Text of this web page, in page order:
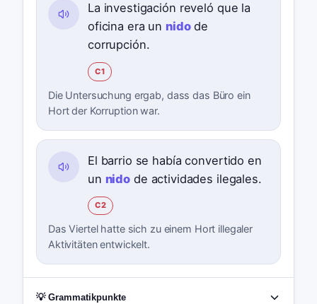
La investigación reveló que la
oficina era un nidode
corrupción.
C1
Die Untersuchung ergab, dass das Büro ein
Hort der Korruption war.
El barrio se había convertido en
un nido de actividades ilegales.
C2
Das Viertel hatte sich zu einem Hort illegaler
Aktivitäten entwickelt.
💡 Grammatikpunkte